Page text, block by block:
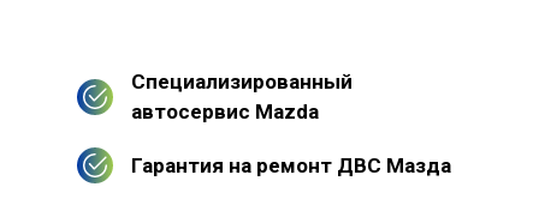
Специализированный
автосервис Mazda
Гарантия на ремонт ДВС Мазда